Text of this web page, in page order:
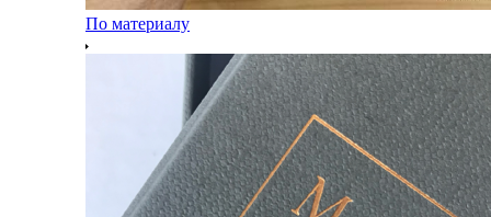
По материалу